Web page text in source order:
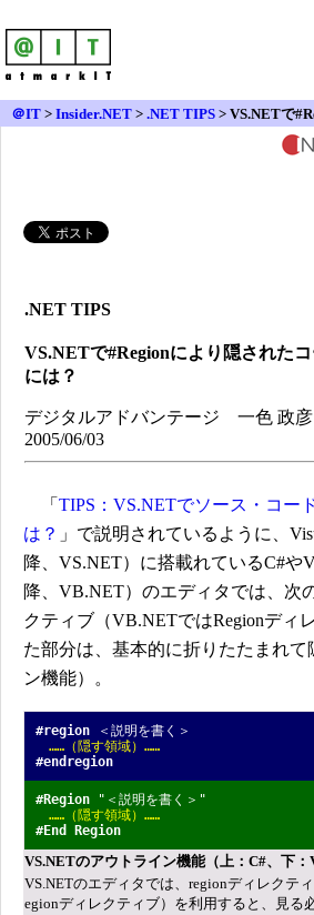
＠IT > Insider.NET > .NET TIPS > VS.NETで
.NET TIPS
VS.NETで#Regionにより隠された
には？
デジタルアドバンテージ 一色 政彦
2005/06/03
「 TIPS：VS.NETでソース・コー
は？ 」で説明されているように、
降、VS.NET）に搭載れているC#や
降、VB.NET）のエディタでは、次
クティブ（VB.NETではRegionディ
た部分は、基本的に折りたたまれて
ン機能）。
#region ＜説明を書く＞
……（隠す領域）……
#endregion
#Region "＜説明を書く＞"
……（隠す領域）……
#End Region
VS.NETのアウトライン機能（上：C#、下：
VS.NETのエディタでは、regionディレクテ
egionディレクティブ）を利用すると、見る